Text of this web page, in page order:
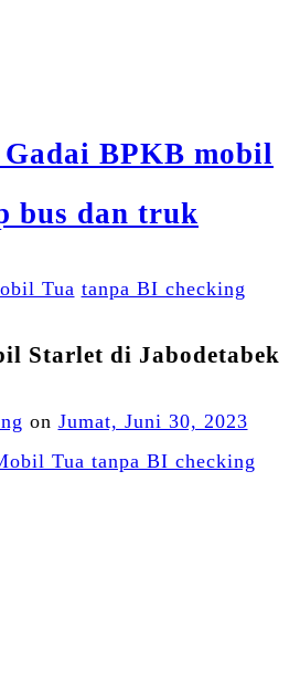
Tua tanpa BI checking
Starlet di Jabodetabek
on Jumat, Juni 30, 2023